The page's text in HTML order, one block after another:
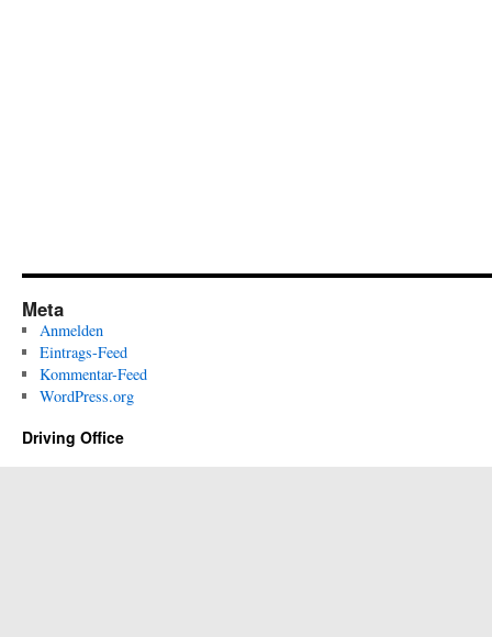
Meta
Anmelden
Eintrags-Feed
Kommentar-Feed
WordPress.org
Driving Office